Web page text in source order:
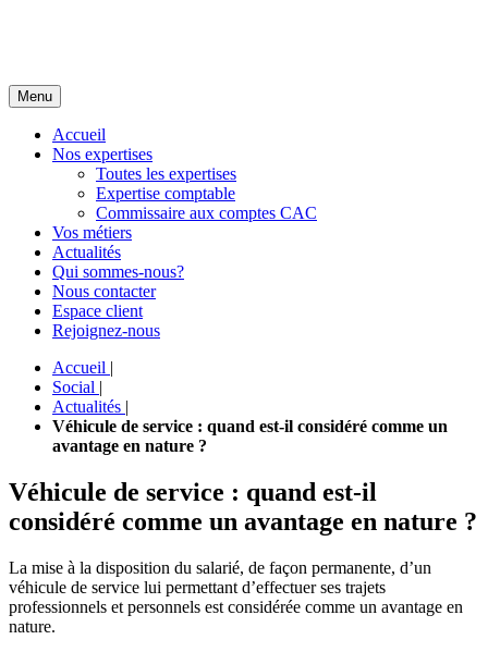
Menu
Accueil
Nos expertises
Toutes les expertises
Expertise comptable
Commissaire aux comptes CAC
Vos métiers
Actualités
Qui sommes-nous?
Nous contacter
Espace client
Rejoignez-nous
Accueil |
Social |
Actualités |
Véhicule de service : quand est-il considéré comme un
avantage en nature ?
Véhicule de service : quand est-il
considéré comme un avantage en nature ?
La mise à la disposition du salarié, de façon permanente, d’un
véhicule de service lui permettant d’effectuer ses trajets
professionnels et personnels est considérée comme un avantage en
nature.